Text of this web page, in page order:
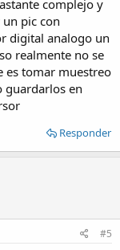
complejo y
pic con
digital analogo un
realmente no se
es tomar muestreo
guardarlos en
Responder
#5